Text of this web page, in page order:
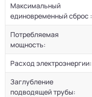
Максимальный
единовременный сброс :
Потребляемая
мощность:
Расход электроэнергии:
Заглубление
подводящей трубы: